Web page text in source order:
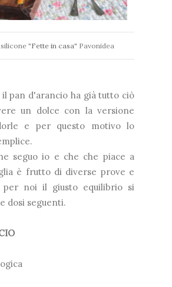
"Fette in casa" Pavonidea
il pan d'arancio ha già tutto ciò
un dolce con la versione
e per questo motivo lo
seguo io e che che piace a
è frutto di diverse prove e
per noi il giusto equilibrio si
dosi seguenti.